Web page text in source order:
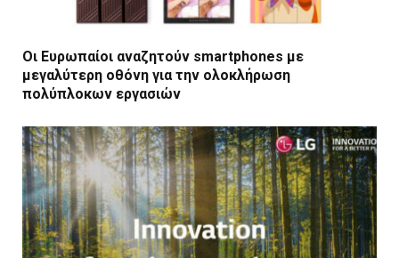
Οι Ευρωπαίοι αναζητούν smartphones με
μεγαλύτερη οθόνη για την ολοκλήρωση
πολύπλοκων εργασιών